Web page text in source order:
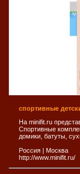
спортивные
На minifit.ru
Спортивные
домики, батуты,
Россия | Москва
http://www.minifit.ru/